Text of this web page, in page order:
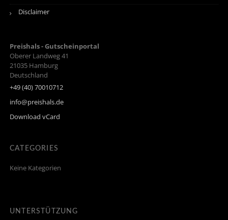
Disclaimer
Preishals - Gutscheinportal
Oberer Landweg 41
21035 Hamburg
Deutschland
+49 (40) 70010712
info@preishals.de
Download vCard
CATEGORIES
Keine Kategorien
UNTERSTÜTZUNG